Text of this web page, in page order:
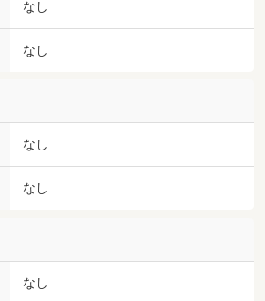
なし
なし
なし
なし
なし